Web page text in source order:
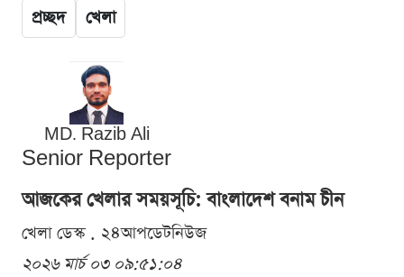
প্রচ্ছদ খেলা
MD. Razib Ali
Senior Reporter
আজকের খেলার সময়সূচি: বাংলাদেশ বনাম চীন
খেলা ডেস্ক . ২৪আপডেটনিউজ
২০২৬ মার্চ ০৩ ০৯:৫১:০৪